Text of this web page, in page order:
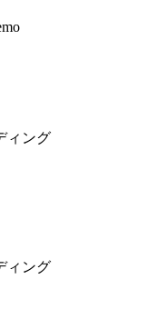
ィング
ィング